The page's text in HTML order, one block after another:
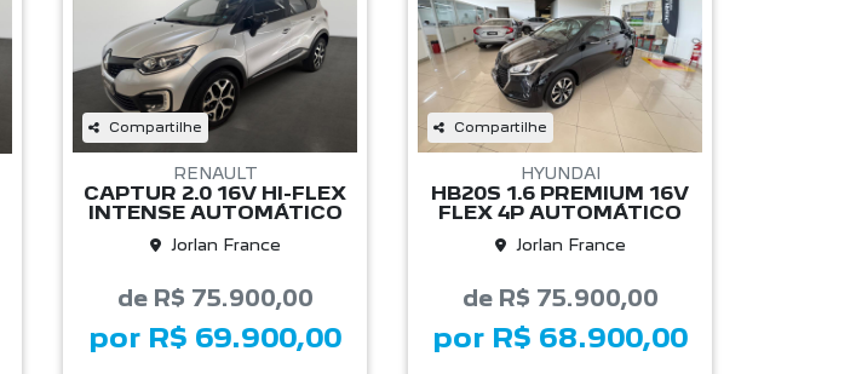
Compartilhe
RENAULT
CAPTUR 2.0 16V HI-FLEX
INTENSE AUTOMÁTICO
Jorlan France
de R$ 75.900,00
por R$ 69.900,00
Compartilhe
HYUNDAI
HB20S 1.6 PREMIUM 16V
FLEX 4P AUTOMÁTICO
Jorlan France
de R$ 75.900,00
por R$ 68.900,00